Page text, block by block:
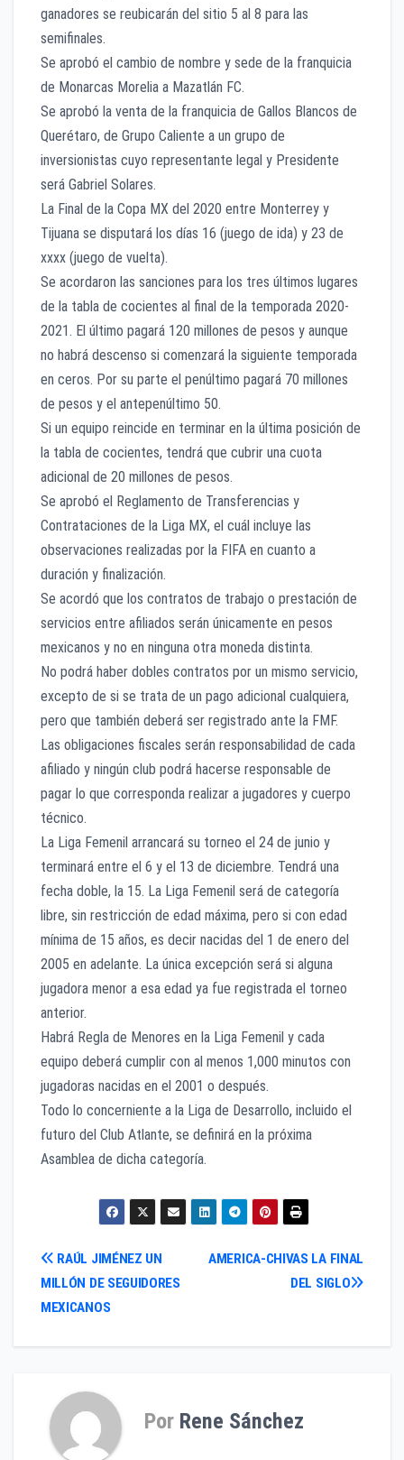
ganadores se reubicarán del sitio 5 al 8 para las
semifinales.
Se aprobó el cambio de nombre y sede de la franquicia
de Monarcas Morelia a Mazatlán FC.
Se aprobó la venta de la franquicia de Gallos Blancos de
Querétaro, de Grupo Caliente a un grupo de
inversionistas cuyo representante legal y Presidente
será Gabriel Solares.
La Final de la Copa MX del 2020 entre Monterrey y
Tijuana se disputará los días 16 (juego de ida) y 23 de
xxxx (juego de vuelta).
Se acordaron las sanciones para los tres últimos lugares
de la tabla de cocientes al final de la temporada 2020-
2021. El último pagará 120 millones de pesos y aunque
no habrá descenso si comenzará la siguiente temporada
en ceros. Por su parte el penúltimo pagará 70 millones
de pesos y el antepenúltimo 50.
Si un equipo reincide en terminar en la última posición de
la tabla de cocientes, tendrá que cubrir una cuota
adicional de 20 millones de pesos.
Se aprobó el Reglamento de Transferencias y
Contrataciones de la Liga MX, el cuál incluye las
observaciones realizadas por la FIFA en cuanto a
duración y finalización.
Se acordó que los contratos de trabajo o prestación de
servicios entre afiliados serán únicamente en pesos
mexicanos y no en ninguna otra moneda distinta.
No podrá haber dobles contratos por un mismo servicio,
excepto de si se trata de un pago adicional cualquiera,
pero que también deberá ser registrado ante la FMF.
Las obligaciones fiscales serán responsabilidad de cada
afiliado y ningún club podrá hacerse responsable de
pagar lo que corresponda realizar a jugadores y cuerpo
técnico.
La Liga Femenil arrancará su torneo el 24 de junio y
terminará entre el 6 y el 13 de diciembre. Tendrá una
fecha doble, la 15. La Liga Femenil será de categoría
libre, sin restricción de edad máxima, pero si con edad
mínima de 15 años, es decir nacidas del 1 de enero del
2005 en adelante. La única excepción será si alguna
jugadora menor a esa edad ya fue registrada el torneo
anterior.
Habrá Regla de Menores en la Liga Femenil y cada
equipo deberá cumplir con al menos 1,000 minutos con
jugadoras nacidas en el 2001 o después.
Todo lo concerniente a la Liga de Desarrollo, incluido el
futuro del Club Atlante, se definirá en la próxima
Asamblea de dicha categoría.
Navegación
de
entradas
AMERICA-CHIVAS LA FINAL
DEL SIGLO
RAÚL JIMÉNEZ UN
MILLÓN DE SEGUIDORES
MEXICANOS
Por Rene Sánchez